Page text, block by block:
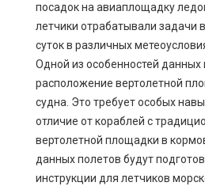
посадок на авиаплощадку
летчики отрабатывали задачи
суток в различных
Одной из особенностей данных
расположение вертолетной
судна. Это требует особых
отличие от кораблей с
вертолетной площадки в
данных полетов будут
инструкции для летчиков